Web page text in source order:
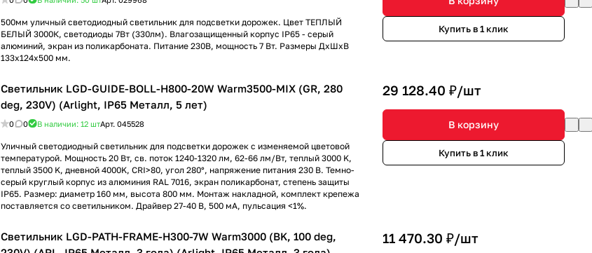
500мм уличный светодиодный светильник для подсветки дорожек. Цвет ТЕПЛЫЙ
БЕЛЫЙ 3000К, светодиоды 7Вт (330лм). Влагозащищенный корпус IP65 - серый
алюминий, экран из поликарбоната. Питание 230В, мощность 7 Вт. Размеры ДхШхВ
133х124х500 мм.
Купить в 1 клик
Светильник LGD-GUIDE-BOLL-H800-20W Warm3500-MIX (GR, 280
deg, 230V) (Arlight, IP65 Металл, 5 лет)
0 0 В наличии: 12 штАрт. 045528
Уличный светодиодный светильник для подсветки дорожек с изменяемой цветовой
температурой. Мощность 20 Вт, св. поток 1240-1320 лм, 62-66 лм/Вт, теплый 3000 K,
теплый 3500 K, дневной 4000K, CRI>80, угол 280°, напряжение питания 230 В. Темно-
серый круглый корпус из алюминия RAL 7016, экран поликарбонат, степень защиты
IP65. Размер: диаметр 160 мм, высота 800 мм. Монтаж накладной, комплект крепежа
поставляется со светильником. Драйвер 27-40 В, 500 мА, пульсация <1%.
29 128.40 ₽/шт
В корзину
Купить в 1 клик
Светильник LGD-PATH-FRAME-H300-7W Warm3000 (BK, 100 deg,
11 470.30 ₽/шт